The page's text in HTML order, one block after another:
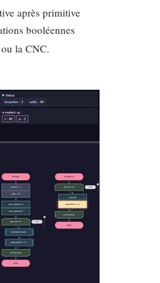
après primitive
booléennes
la CNC.